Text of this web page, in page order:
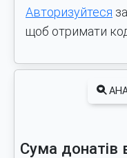
Авторизуйтеся
щоб отримати
Сума донатів